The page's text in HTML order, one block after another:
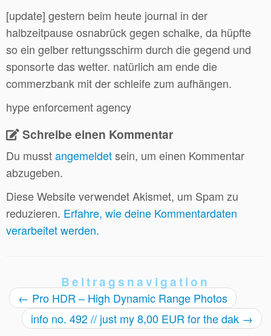
[update] gestern beim heute journal in der
halbzeitpause osnabrück gegen schalke, da hüpfte
so ein gelber rettungsschirm durch die gegend und
sponsorte das wetter. natürlich am ende die
commerzbank mit der schleife zum aufhängen.
hype enforcement agency
Schreibe einen Kommentar
Du musstangemeldetsein, um einen Kommentar
abzugeben.
Diese Website verwendet Akismet, um Spam zu
reduzieren. Erfahre, wie deine Kommentardaten
verarbeitet werden.
Beitragsnavigation
← Pro HDR – High Dynamic Range Photos
info no. 492 // just my 8,00 EUR for the dak →